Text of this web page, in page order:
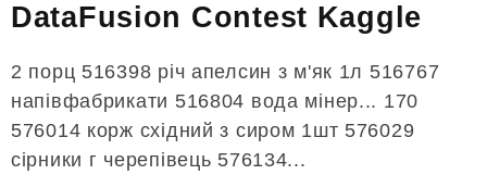
DataFusion Contest Kaggle
2 порц 516398 річ апелсин з м'як 1л 516767
напівфабрикати 516804 вода мінер... 170
576014 корж східний з сиром 1шт 576029
сірники г черепівець 576134...